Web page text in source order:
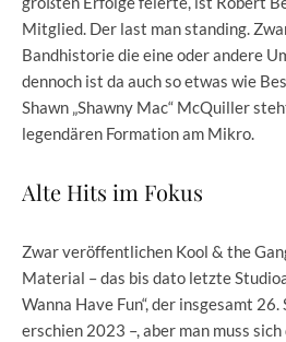
Mitglied. Der last man standing.
Bandhistorie die eine oder andere
dennoch ist da auch so etwas wie
Shawn „Shawny Mac“ McQuiller
legendären Formation am Mikro.
Alte Hits im Fokus
Zwar veröffentlichen Kool & the
Material – das bis dato letzte
Wanna Have Fun“, der insgesamt
erschien 2023 –, aber man muss